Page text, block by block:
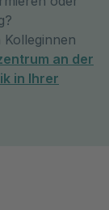
an der
in Ihrer